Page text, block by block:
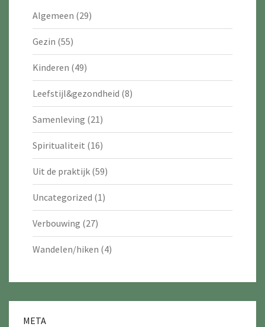
Algemeen (29)
Gezin (55)
Kinderen (49)
Leefstijl&gezondheid (8)
Samenleving (21)
Spiritualiteit (16)
Uit de praktijk (59)
Uncategorized (1)
Verbouwing (27)
Wandelen/hiken (4)
META